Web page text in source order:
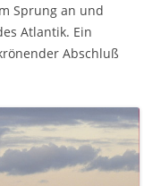
Sprung an und
Atlantik. Ein
Abschluß